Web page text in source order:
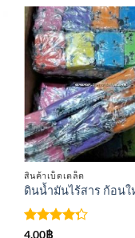
เพิ่
ร
ติ
สินค้าเบ็ดเตล็ด
ดินน้ำมันไร้สาร ก้อน
ให้
4.00฿